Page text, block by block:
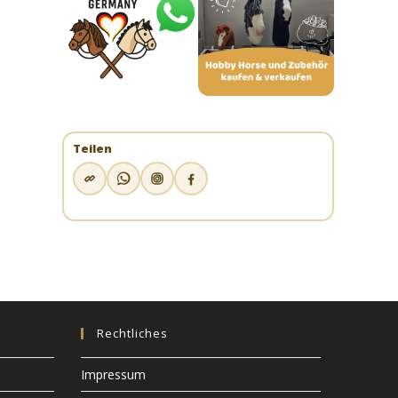
Teilen
Rechtliches
Impressum